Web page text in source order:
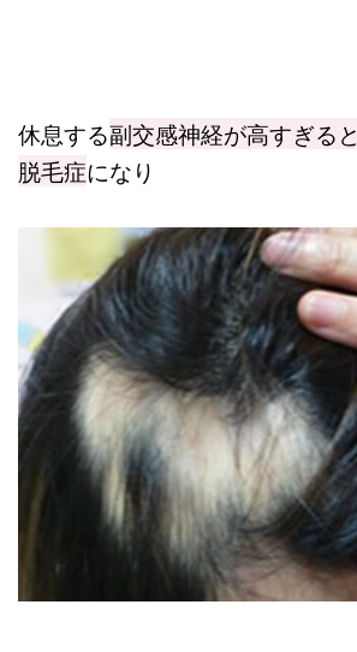
休息する副交感神経が高すぎると
脱毛症になり